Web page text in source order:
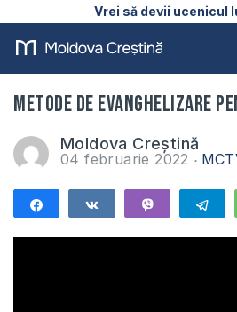
Vrei să devii ucenicul
Metode de Evanghelizare
Moldova Creștină
04 februarie 2022
Share Share